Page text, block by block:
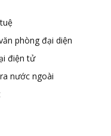
phòng đại diện
điện tử
nước ngoài